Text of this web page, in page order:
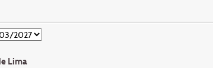
Lima